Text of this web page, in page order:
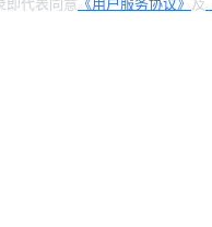
即代表同意 《用户服务协议》 及